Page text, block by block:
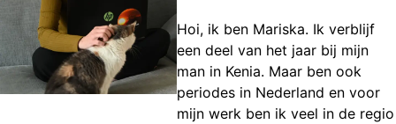
Hoi, ik ben Mariska. Ik verblijf
een deel van het jaar bij mijn
man in Kenia. Maar ben ook
periodes in Nederland en voor
mijn werk ben ik veel in de regio